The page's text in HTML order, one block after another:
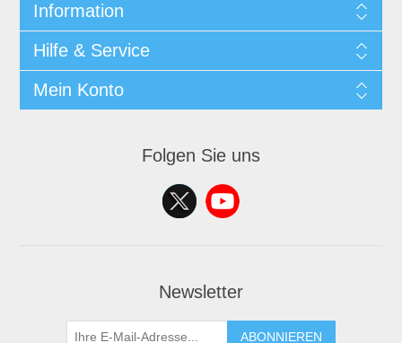
Information
Hilfe & Service
Mein Konto
Folgen Sie uns
Newsletter
ABONNIEREN